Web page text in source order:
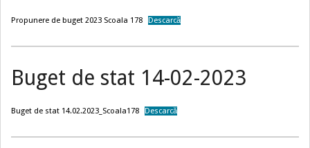
Propunere de buget 2023 Scoala 178 Descarcă
Buget de stat 14-02-2023
Buget de stat 14.02.2023_Scoala178 Descarcă